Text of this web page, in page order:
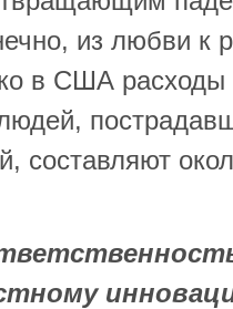
из любви к
в США расходы
составляют